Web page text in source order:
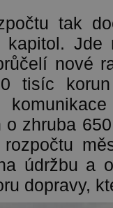
tak
kapitol. Jde
nové
tisíc
o zhruba
údržbu a
dopravy,